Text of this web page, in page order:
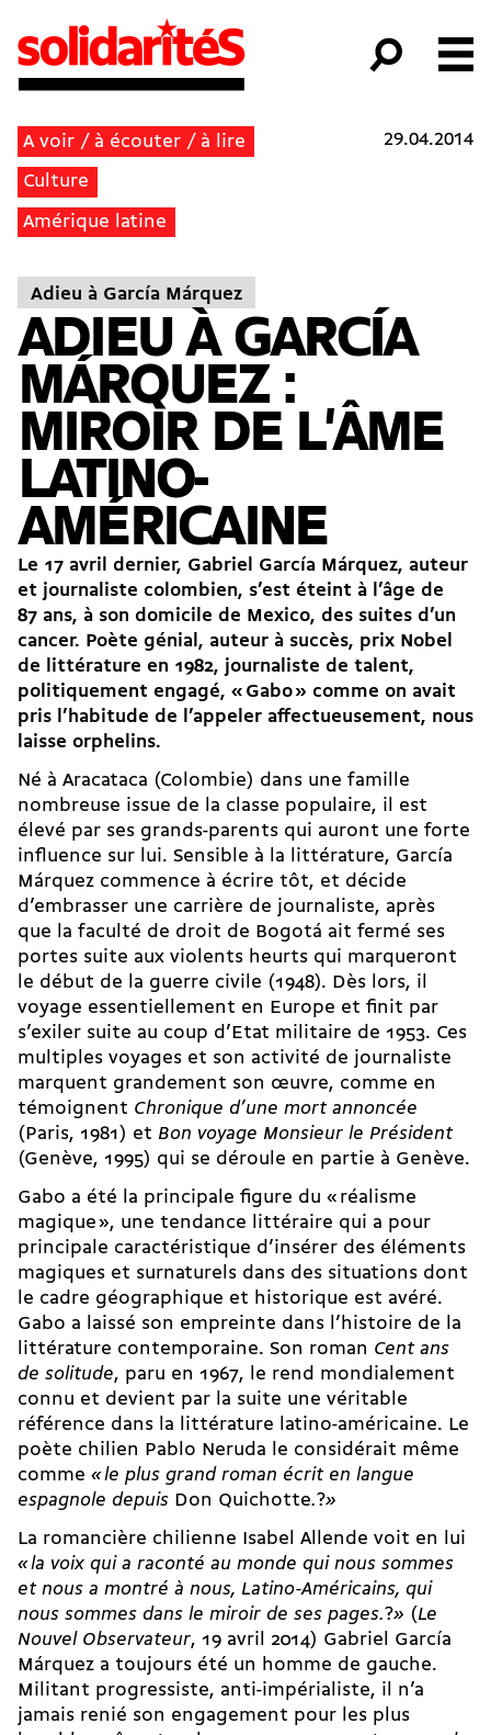
A voir / à écouter / à lire
Culture
Amérique latine
29.04.2014
Adieu à García Márquez
ADIEU À GARCÍA
MÁRQUEZ :
MIROIR DE L'ÂME
LATINO-
AMÉRICAINE
Le 17 avril dernier, Gabriel García Márquez, auteur
et journaliste colombien, s’est éteint à l’âge de
87 ans, à son domicile de Mexico, des suites d’un
cancer. Poète génial, auteur à succès, prix Nobel
de littérature en 1982, journaliste de talent,
politiquement engagé, « Gabo » comme on avait
pris l’habitude de l’appeler affectueusement, nous
laisse orphelins.
Né à Aracataca (Colombie) dans une famille
nombreuse issue de la classe populaire, il est
élevé par ses grands-parents qui auront une forte
influence sur lui. Sensible à la littérature, García
Márquez commence à écrire tôt, et décide
d’embrasser une carrière de journaliste, après
que la faculté de droit de Bogotá ait fermé ses
portes suite aux violents heurts qui marqueront
le début de la guerre civile (1948). Dès lors, il
voyage essentiellement en Europe et finit par
s’exiler suite au coup d’Etat militaire de 1953. Ces
multiples voyages et son activité de journaliste
marquent grandement son œuvre, comme en
témoignent Chronique d’une mort annoncée
(Paris, 1981) et Bon voyage Monsieur le Président
(Genève, 1995) qui se déroule en partie à Genève.
Gabo a été la principale figure du « réalisme
magique », une tendance littéraire qui a pour
principale caractéristique d’insérer des éléments
magiques et surnaturels dans des situations dont
le cadre géographique et historique est avéré.
Gabo a laissé son empreinte dans l’histoire de la
littérature contemporaine. Son roman Cent ans
de solitude, paru en 1967, le rend mondialement
connu et devient par la suite une véritable
référence dans la littérature latino-américaine. Le
poète chilien Pablo Neruda le considérait même
comme «le plus grand roman écrit en langue
espagnole depuis Don Quichotte.?»
La romancière chilienne Isabel Allende voit en lui
«la voix qui a raconté au monde qui nous sommes
et nous a montré à nous, Latino-Américains, qui
nous sommes dans le miroir de ses pages.?» (Le
Nouvel Observateur, 19 avril 2014) Gabriel García
Márquez a toujours été un homme de gauche.
Militant progressiste, anti-impérialiste, il n’a
jamais renié son engagement pour les plus